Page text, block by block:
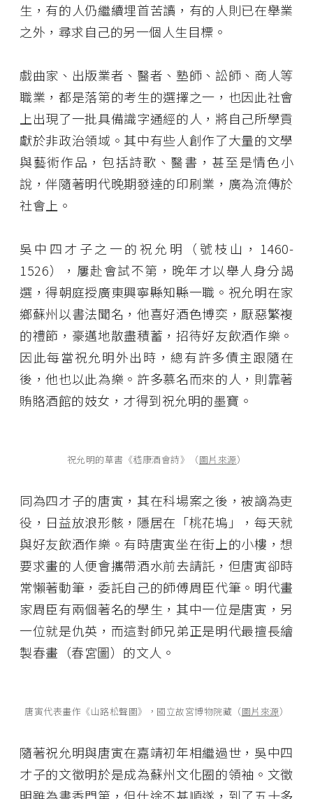
生，有的人仍繼續埋首苦讀，有的人則已在舉業
之外，尋求自己的另一個人生目標。
戲曲家、出版業者、醫者、塾師、訟師、商人等
職業，都是落第的考生的選擇之一，也因此社會
上出現了一批具備識字通經的人，將自己所學貢
獻於非政治領域。其中有些人創作了大量的文學
與藝術作品，包括詩歌、醫書，甚至是情色小
說，伴隨著明代晚期發達的印刷業，廣為流傳於
社會上。
吳中四才子之一的祝允明（號枝山，1460-
1526），屢赴會試不第，晚年才以舉人身分謁
選，得朝庭授廣東興寧縣知縣一職。祝允明在家
鄉蘇州以書法聞名，他喜好酒色博奕，厭惡繁複
的禮節，豪邁地散盡積蓄，招待好友飲酒作樂。
因此每當祝允明外出時，總有許多債主跟隨在
後，他也以此為樂。許多慕名而來的人，則靠著
賄賂酒館的妓女，才得到祝允明的墨寶。
祝允明的草書《嵇康酒會詩》（圖片來源）
同為四才子的唐寅，其在科場案之後，被謫為吏
役，日益放浪形骸，隱居在「桃花塢」，每天就
與好友飲酒作樂。有時唐寅坐在街上的小樓，想
要求畫的人便會攜帶酒水前去請託，但唐寅卻時
常懶著動筆，委託自己的師傅周臣代筆。明代畫
家周臣有兩個著名的學生，其中一位是唐寅，另
一位就是仇英，而這對師兄弟正是明代最擅長繪
製春畫（春宮圖）的文人。
唐寅代表畫作《山路松聲圖》，國立故宮博物院藏（圖片來源）
隨著祝允明與唐寅在嘉靖初年相繼過世，吳中四
才子的文徵明於是成為蘇州文化圈的領袖。文徵